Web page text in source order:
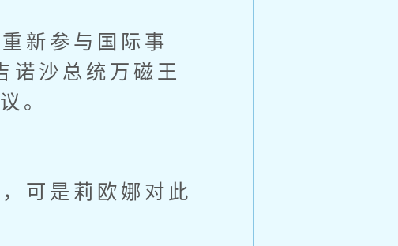
新参与国际事
诺沙总统万磁王
。
可是莉欧娜对此